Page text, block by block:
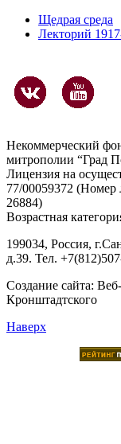
Щедрая среда
Лекторий
Некоммерческий
митрополии “Град
Лицензия на
77/00059372 (Номер
26884)
Возрастная
199034, Россия,
д.39. Тел.
Создание сайта:
Кронштадтского
Наверх